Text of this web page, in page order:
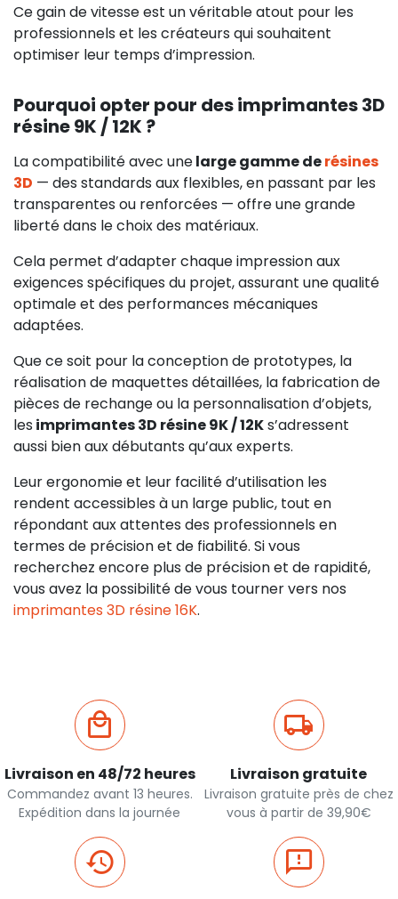
Ce gain de vitesse est un véritable atout pour les
professionnels et les créateurs qui souhaitent
optimiser leur temps d’impression.
Pourquoi opter pour des imprimantes 3D
résine 9K / 12K ?
La compatibilité avec unelarge gamme derésines
3D — des standards aux flexibles, en passant par les
transparentes ou renforcées — offre une grande
liberté dans le choix des matériaux.
Cela permet d’adapter chaque impression aux
exigences spécifiques du projet, assurant une qualité
optimale et des performances mécaniques
adaptées.
Que ce soit pour la conception de prototypes, la
réalisation de maquettes détaillées, la fabrication de
pièces de rechange ou la personnalisation d’objets,
les imprimantes 3D résine 9K / 12Ks’adressent
aussi bien aux débutants qu’aux experts.
Leur ergonomie et leur facilité d’utilisation les
rendent accessibles à un large public, tout en
répondant aux attentes des professionnels en
termes de précision et de fiabilité. Si vous
recherchez encore plus de précision et de rapidité,
vous avez la possibilité de vous tourner vers nos
imprimantes 3D résine 16K.
Livraison en 48/72 heures
Commandez avant 13 heures.
Expédition dans la journée
Livraison gratuite
Livraison gratuite près de chez
vous à partir de 39,90€